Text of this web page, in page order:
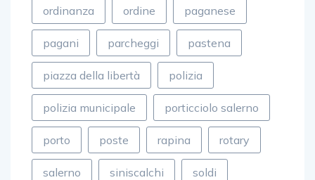
ordinanza ordine paganese
pagani parcheggi pastena
piazza della libertà polizia
polizia municipale porticciolo salerno
porto poste rapina rotary
salerno siniscalchi soldi